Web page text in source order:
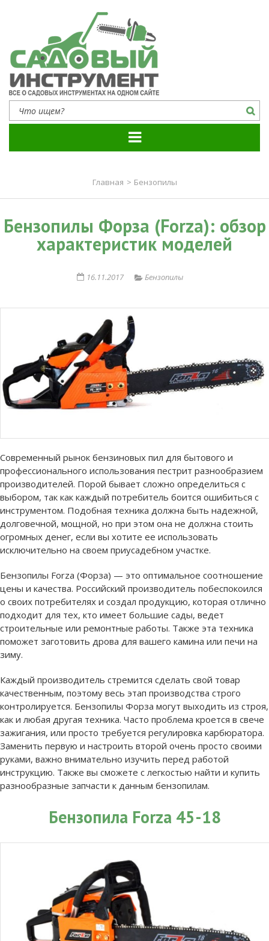
Садовый инструмент
Все о садовых инструментах на одном сайте
Главная > Бензопилы
Бензопилы Форза (Forza): обзор
характеристик моделей
16.11.2017 Бензопилы
Современный рынок бензиновых пил для бытового и
профессионального использования пестрит разнообразием
производителей. Порой бывает сложно определиться с
выбором, так как каждый потребитель боится ошибиться с
инструментом. Подобная техника должна быть надежной,
долговечной, мощной, но при этом она не должна стоить
огромных денег, если вы хотите ее использовать
исключительно на своем приусадебном участке.
Бензопилы Forza (Форза) — это оптимальное соотношение
цены и качества. Российский производитель побеспокоился
о своих потребителях и создал продукцию, которая отлично
подходит для тех, кто имеет большие сады, ведет
строительные или ремонтные работы. Также эта техника
поможет заготовить дрова для вашего камина или печи на
зиму.
Каждый производитель стремится сделать свой товар
качественным, поэтому весь этап производства строго
контролируется. Бензопилы Форза могут выходить из строя,
как и любая другая техника. Часто проблема кроется в свече
зажигания, или просто требуется регулировка карбюратора.
Заменить первую и настроить второй очень просто своими
руками, важно внимательно изучить перед работой
инструкцию. Также вы сможете с легкостью найти и купить
разнообразные запчасти к данным бензопилам.
Бензопила Forza 45-18